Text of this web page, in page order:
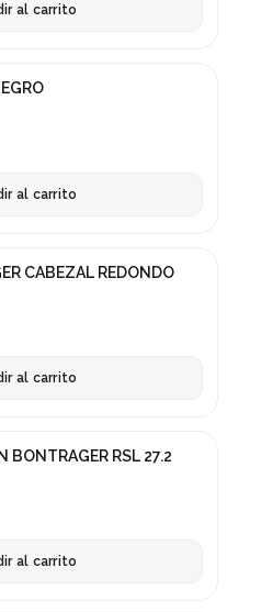
al carrito
al carrito
CABEZAL REDONDO
al carrito
BONTRAGER RSL 27.2
al carrito